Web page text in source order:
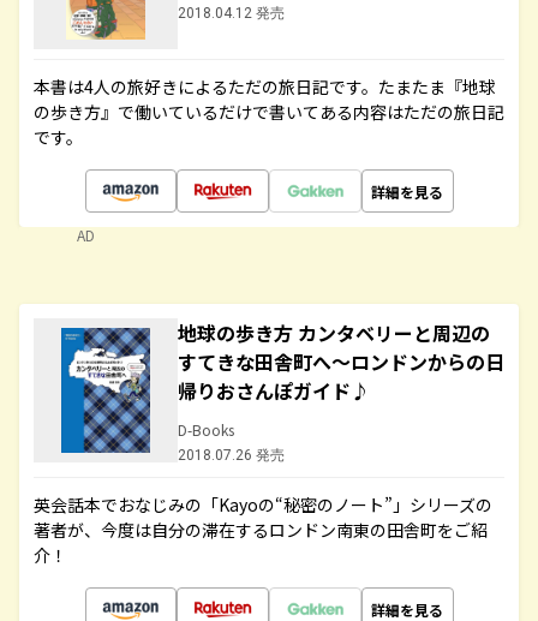
2018.04.12 発売
本書は4人の旅好きによるただの旅日記です。たまたま『地球
の歩き方』で働いているだけで書いてある内容はただの旅日記
です。
詳細を見る
AD
地球の歩き方 カンタベリーと周辺の
すてきな田舎町へ～ロンドンからの日
帰りおさんぽガイド♪
D-Books
2018.07.26 発売
英会話本でおなじみの「Kayoの“秘密のノート”」シリーズの
著者が、今度は自分の滞在するロンドン南東の田舎町をご紹
介！
詳細を見る